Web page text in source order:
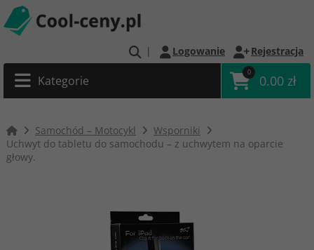
| Logowanie Rejestracja
Kategorie
0
0.00 zł
Samochód – Motocykl
Wsporniki
Uchwyt do tabletu do samochodu – z uchwytem na oparcie
głowy.